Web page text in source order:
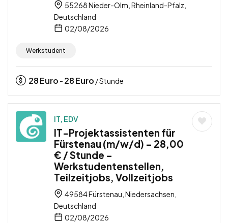
55268 Nieder-Olm, Rheinland-Pfalz,
Deutschland
02/08/2026
Werkstudent
28Euro - 28Euro / Stunde
IT, EDV
IT-Projektassistenten für
Fürstenau (m/w/d) – 28,00
€ / Stunde –
Werkstudentenstellen,
Teilzeitjobs, Vollzeitjobs
49584 Fürstenau, Niedersachsen,
Deutschland
02/08/2026